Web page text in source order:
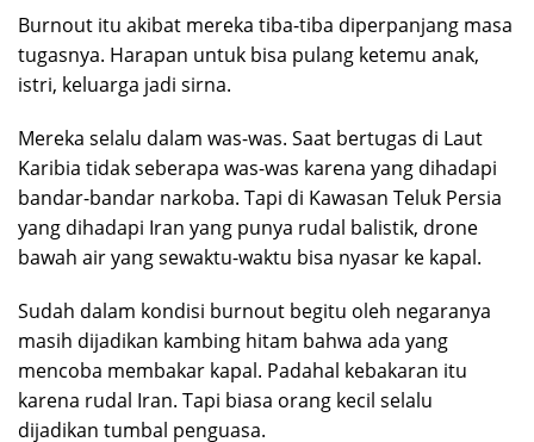
Burnout itu akibat mereka tiba-tiba diperpanjang masa
tugasnya. Harapan untuk bisa pulang ketemu anak,
istri, keluarga jadi sirna.
Mereka selalu dalam was-was. Saat bertugas di Laut
Karibia tidak seberapa was-was karena yang dihadapi
bandar-bandar narkoba. Tapi di Kawasan Teluk Persia
yang dihadapi Iran yang punya rudal balistik, drone
bawah air yang sewaktu-waktu bisa nyasar ke kapal.
Sudah dalam kondisi burnout begitu oleh negaranya
masih dijadikan kambing hitam bahwa ada yang
mencoba membakar kapal. Padahal kebakaran itu
karena rudal Iran. Tapi biasa orang kecil selalu
dijadikan tumbal penguasa.